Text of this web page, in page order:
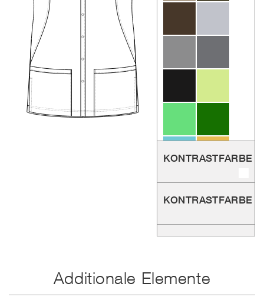
KONTRASTFARBE 1
KONTRASTFARBE 2
Farbe
Farbe
hinzufügen
Additionale Elemente